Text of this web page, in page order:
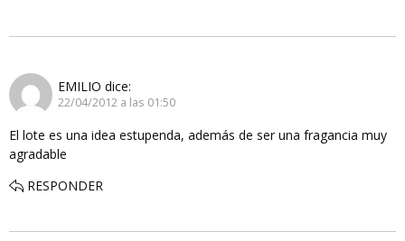
EMILIO dice:
22/04/2012 a las 01:50
El lote es una idea estupenda, además de ser una fragancia muy
agradable
RESPONDER